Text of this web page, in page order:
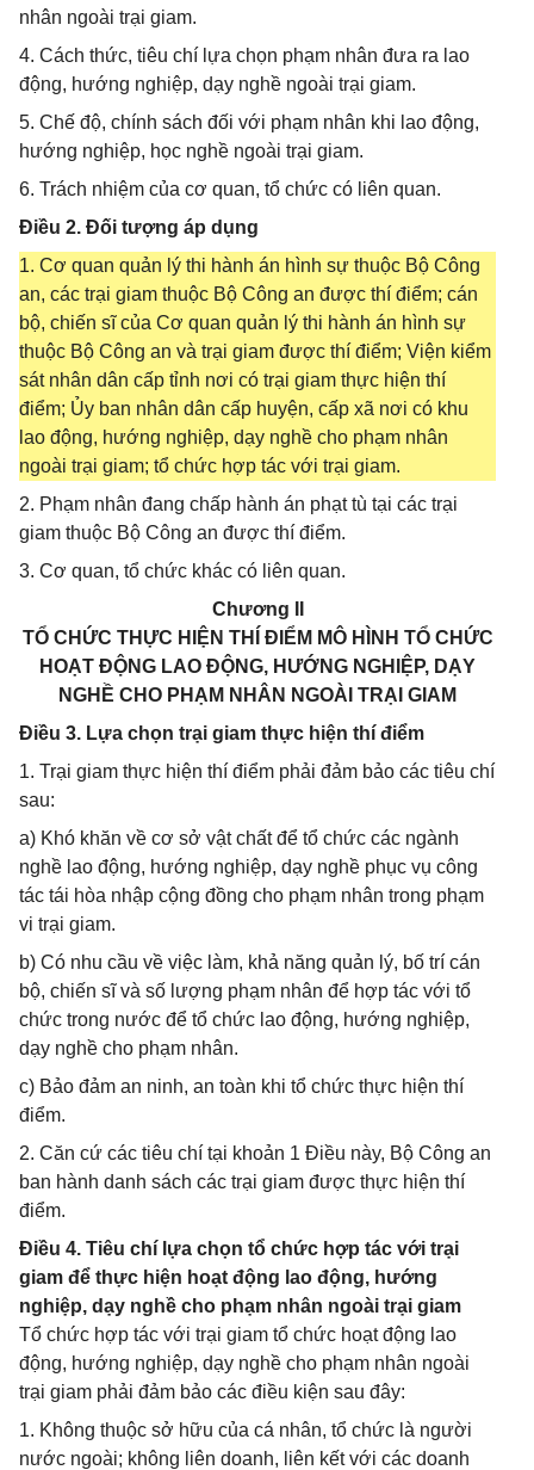
nhân ngoài trại giam.
4. Cách thức, tiêu chí lựa chọn phạm nhân đưa ra lao
động, hướng nghiệp, dạy nghề ngoài trại giam.
5. Chế độ, chính sách đối với phạm nhân khi lao động,
hướng nghiệp, học nghề ngoài trại giam.
6. Trách nhiệm của cơ quan, tổ chức có liên quan.
Điều 2. Đối tượng áp dụng
1. Cơ quan quản lý thi hành án hình sự thuộc Bộ Công
an, các trại giam thuộc Bộ Công an được thí điểm; cán
bộ, chiến sĩ của Cơ quan quản lý thi hành án hình sự
thuộc Bộ Công an và trại giam được thí điểm; Viện kiểm
sát nhân dân cấp tỉnh nơi có trại giam thực hiện thí
điểm; Ủy ban nhân dân cấp huyện, cấp xã nơi có khu
lao động, hướng nghiệp, dạy nghề cho phạm nhân
ngoài trại giam; tổ chức hợp tác với trại giam.
2. Phạm nhân đang chấp hành án phạt tù tại các trại
giam thuộc Bộ Công an được thí điểm.
3. Cơ quan, tổ chức khác có liên quan.
Chương II
TỔ CHỨC THỰC HIỆN THÍ ĐIỂM MÔ HÌNH TỔ CHỨC
HOẠT ĐỘNG LAO ĐỘNG, HƯỚNG NGHIỆP, DẠY
NGHỀ CHO PHẠM NHÂN NGOÀI TRẠI GIAM
Điều 3. Lựa chọn trại giam thực hiện thí điểm
1. Trại giam thực hiện thí điểm phải đảm bảo các tiêu chí
sau:
a) Khó khăn về cơ sở vật chất để tổ chức các ngành
nghề lao động, hướng nghiệp, dạy nghề phục vụ công
tác tái hòa nhập cộng đồng cho phạm nhân trong phạm
vi trại giam.
b) Có nhu cầu về việc làm, khả năng quản lý, bố trí cán
bộ, chiến sĩ và số lượng phạm nhân để hợp tác với tổ
chức trong nước để tổ chức lao động, hướng nghiệp,
dạy nghề cho phạm nhân.
c) Bảo đảm an ninh, an toàn khi tổ chức thực hiện thí
điểm.
2. Căn cứ các tiêu chí tại khoản 1 Điều này, Bộ Công an
ban hành danh sách các trại giam được thực hiện thí
điểm.
Điều 4. Tiêu chí lựa chọn tổ chức hợp tác với trại
giam để thực hiện hoạt động lao động, hướng
nghiệp, dạy nghề cho phạm nhân ngoài trại giam
Tổ chức hợp tác với trại giam tổ chức hoạt động lao
động, hướng nghiệp, dạy nghề cho phạm nhân ngoài
trại giam phải đảm bảo các điều kiện sau đây:
1. Không thuộc sở hữu của cá nhân, tổ chức là người
nước ngoài; không liên doanh, liên kết với các doanh